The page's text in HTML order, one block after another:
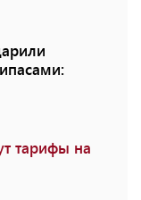
тарифы на